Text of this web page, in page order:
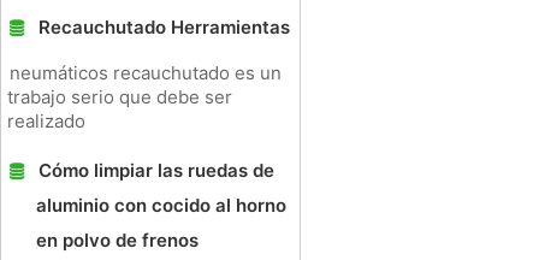
Recauchutado Herramientas
neumáticos recauchutado es un
trabajo serio que debe ser
realizado
Cómo limpiar las ruedas de
aluminio con cocido al horno
en polvo de frenos